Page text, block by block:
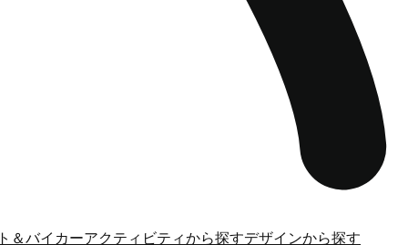
＆バイカーアクティビティから探すデザインから探す